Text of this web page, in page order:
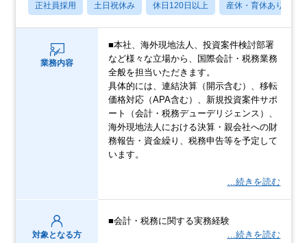
正社員採用 土日祝休み 休日120日以上 産休・育休あり
業務内容
■本社、海外現地法人、投資案件検討部署
など様々な立場から、国際会計・税務業務
全般を担当いただきます。
具体的には、連結決算（開示含む）、移転
価格対応（APA含む）、新規投資案件サポ
ート（会計・税務デューデリジェンス）、
海外現地法人における決算・親会社への財
務報告・資金繰り、税務申告等を予定して
います。
…続きを読む
対象となる方
■会計・税務に関する実務経験
…続きを読む